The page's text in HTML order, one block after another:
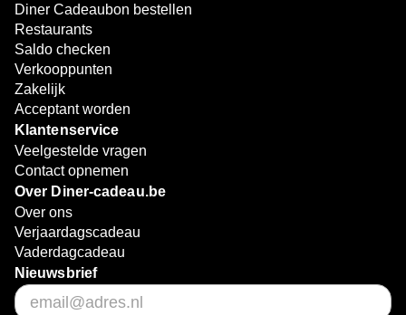
Diner Cadeaubon bestellen
Restaurants
Saldo checken
Verkooppunten
Zakelijk
Acceptant worden
Klantenservice
Veelgestelde vragen
Contact opnemen
Over Diner-cadeau.be
Over ons
Verjaardagscadeau
Vaderdagcadeau
Nieuwsbrief